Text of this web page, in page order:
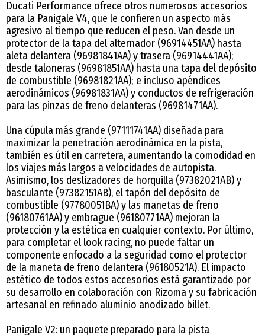
Ducati Performance ofrece otros numerosos accesorios
para la Panigale V4, que le confieren un aspecto más
agresivo al tiempo que reducen el peso. Van desde un
protector de la tapa del alternador (96914451AA) hasta
aleta delantera (96981841AA) y trasera (96914441AA);
desde taloneras (96981851AA) hasta una tapa del depósito
de combustible (96981821AA); e incluso apéndices
aerodinámicos (96981831AA) y conductos de refrigeración
para las pinzas de freno delanteras (96981471AA).
Una cúpula más grande (97111741AA) diseñada para
maximizar la penetración aerodinámica en la pista,
también es útil en carretera, aumentando la comodidad en
los viajes más largos a velocidades de autopista.
Asimismo, los deslizadores de horquilla (97382021AB) y
basculante (97382151AB), el tapón del depósito de
combustible (97780051BA) y las manetas de freno
(96180761AA) y embrague (96180771AA) mejoran la
protección y la estética en cualquier contexto. Por último,
para completar el look racing, no puede faltar un
componente enfocado a la seguridad como el protector
de la maneta de freno delantera (96180521A). El impacto
estético de todos estos accesorios está garantizado por
su desarrollo en colaboración con Rizoma y su fabricación
artesanal en refinado aluminio anodizado billet.
Panigale V2: un paquete preparado para la pista